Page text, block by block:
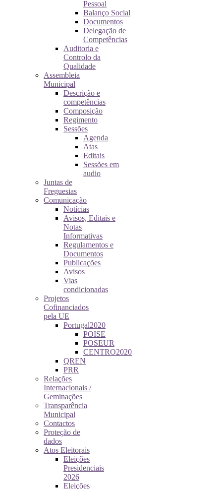
Pessoal
Balanço Social
Documentos
Delegação de
Competências
Auditoria e
Controlo da
Qualidade
Assembleia
Municipal
Descrição e
competências
Composição
Regimento
Sessões
Agenda
Atas
Editais
Sessões em
audio
Juntas de
Freguesias
Comunicação
Notícias
Avisos, Editais e
Notas
Informativas
Regulamentos e
Documentos
Publicações
Avisos
Vias
condicionadas
Projetos
Cofinanciados
pela UE
Portugal2020
POISE
POSEUR
CENTRO2020
QREN
PRR
Relações
Internacionais /
Geminações
Transparência
Municipal
Contactos
Proteção de
dados
Atos Eleitorais
Eleições
Presidenciais
2026
Eleições